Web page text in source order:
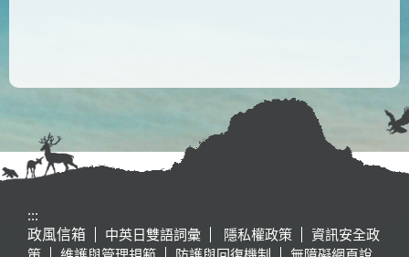
:::
政風信箱
中英日雙語詞彙 隱私權政策
資訊安全政